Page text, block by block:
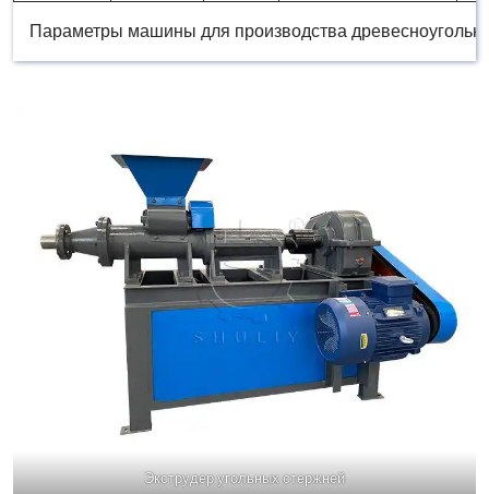
Параметры машины для производства
Экструдер угольных стержней